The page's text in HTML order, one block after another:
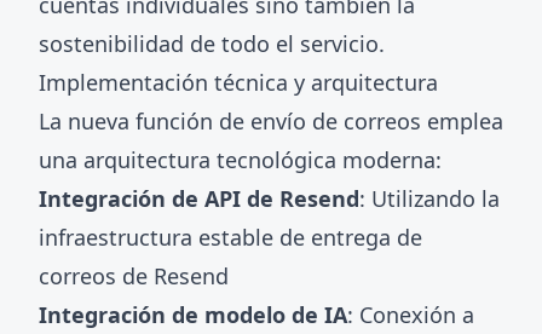
sostenibilidad de todo el servicio.
Implementación técnica y arquitectura
La nueva función de envío de correos emplea
una arquitectura tecnológica moderna:
Integración de API de Resend: Utilizando la
infraestructura estable de entrega de
correos de Resend
Integración de modelo de IA: Conexión a